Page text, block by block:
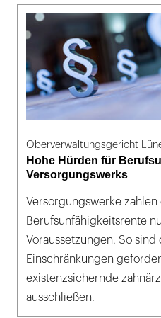
Oberverwaltungsgericht
Hohe Hürden für
Versorgungswerks
Versorgungswerke zahlen
Berufsunfähigkeitsrente
Voraussetzungen. So sind
Einschränkungen
existenzsichernde
ausschließen.